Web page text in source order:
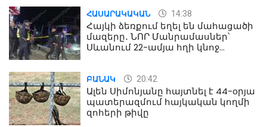
ՀԱՍԱՐԱԿԱԿԱՆ 14:38
Հայկի ձեռքում եղել են մահացածի
մազերը․ ՆՈՐ Մանրամասներ՝
Սևանում 22-ամյա հղի կնոջ
ԲԱՆԱԿ 20:42
Ալեն Սիմոնյանը հայտնել է 44-օրյա
պատերազմում հայկական կողմի
զոհերի թիվը